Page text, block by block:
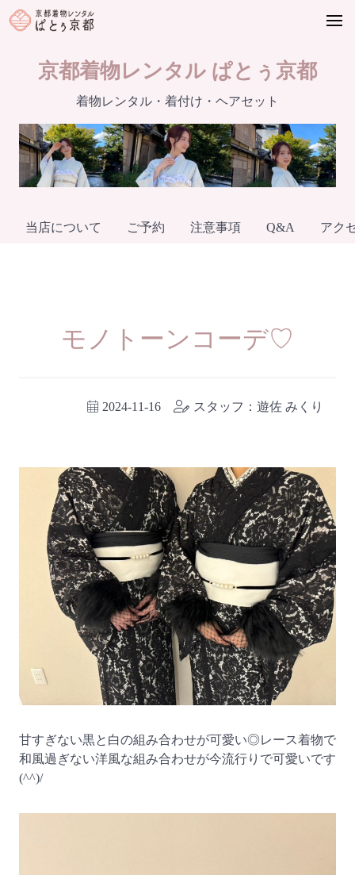
Skip
京都着物レンタル ぱとぅ京都
着物レンタル・着付け・ヘアセット
当店について ご予約 注意事項 Q&A アク
モノトーンコーデ♡
2024-11-16 スタッフ：遊佐 みくり
甘すぎない黒と白の組み合わせが可愛い◎レース着物で
和風過ぎない洋風な組み合わせが今流行りで可愛いです
(^^)/